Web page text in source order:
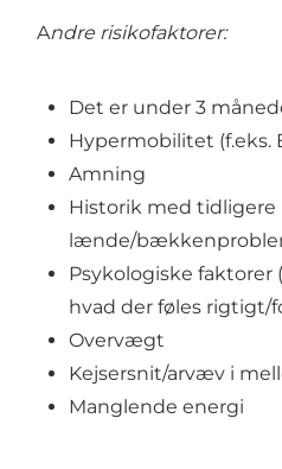
Andre risikofaktorer:
Det er under 3
Hypermobilitet (f.eks.
Amning
Historik med
lænde/
Psykologiske
hvad der føles rigtigt/
Overvægt
Kejsersnit/arvæv i
Manglende energi